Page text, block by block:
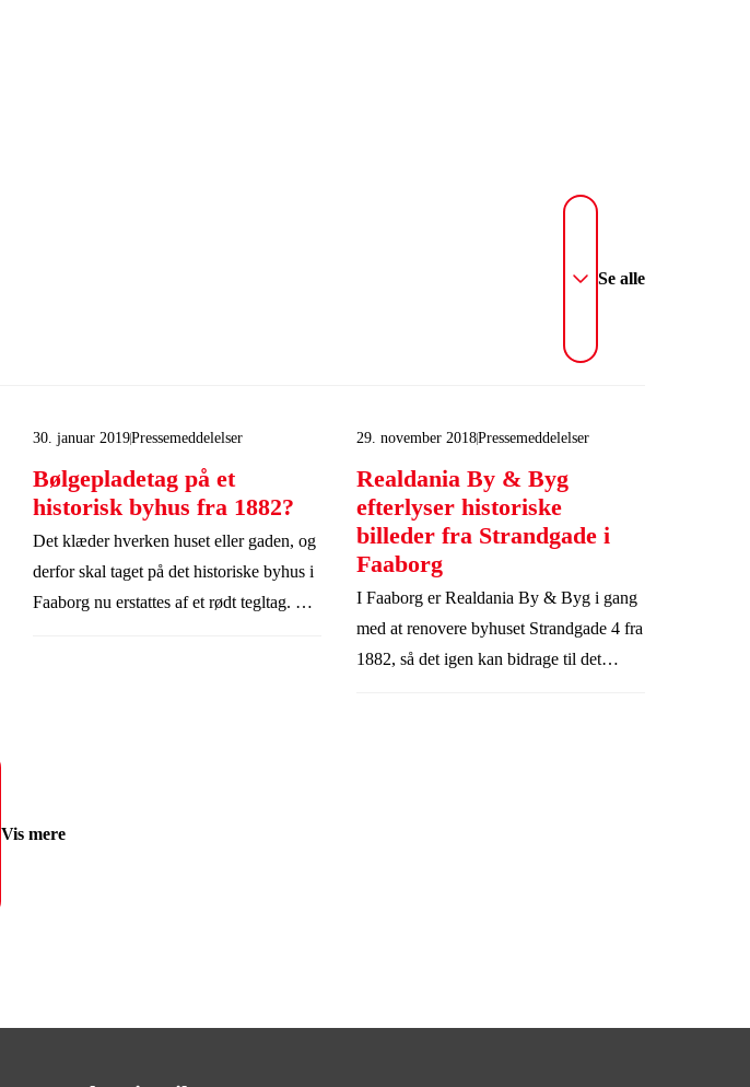
Se alle
30. januar 2019Pressemeddelelser
Bølgepladetag på et
historisk byhus fra 1882?
Det klæder hverken huset eller gaden, og
derfor skal taget på det historiske byhus i
Faaborg nu erstattes af et rødt tegltag. Det
29. november 2018Pressemeddelelser
Realdania By & Byg
efterlyser historiske
billeder fra Strandgade i
Faaborg
I Faaborg er Realdania By & Byg i gang
med at renovere byhuset Strandgade 4 fra
1882, så det igen kan bidrage til det
Vis mere